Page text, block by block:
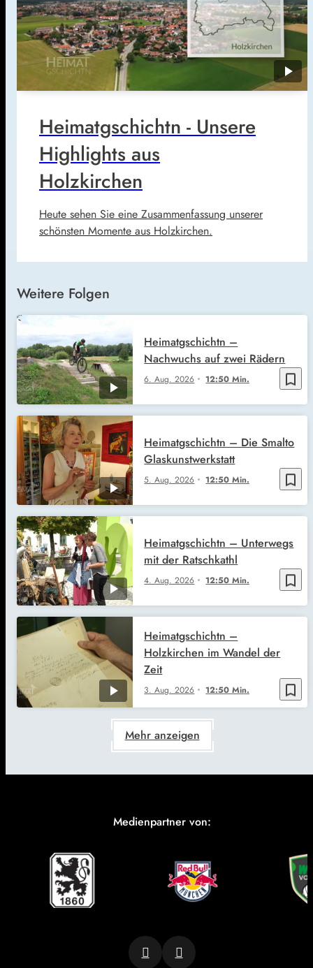
play_arrow
Heimatgschichtn - Unsere
Highlights aus
Holzkirchen
Heute sehen Sie eine Zusammenfassung unserer
schönsten Momente aus Holzkirchen.
Weitere Folgen
bookmark_border
6. Aug. 2026 12:50 Min.
Heimatgschichtn –
Nachwuchs auf zwei Rädern
bookmark_border
5. Aug. 2026 12:50 Min.
Heimatgschichtn – Die Smalto
Glaskunstwerkstatt
bookmark_border
4. Aug. 2026 12:50 Min.
Heimatgschichtn – Unterwegs
mit der Ratschkathl
bookmark_border
3. Aug. 2026 12:50 Min.
Heimatgschichtn –
Holzkirchen im Wandel der
Zeit
Mehr anzeigen
Medienpartner von: